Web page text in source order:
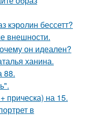
кэролин бессетт?
внешности.
он идеален?
ханина.
88.
прическа) на 15.
в